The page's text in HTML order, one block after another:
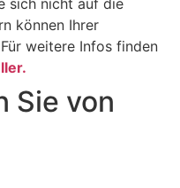
sich nicht auf die
können Ihrer
weitere Infos finden
Sie von